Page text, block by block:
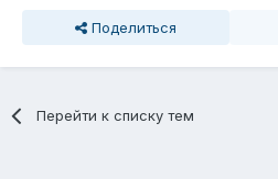
Поделиться
Перейти к списку тем